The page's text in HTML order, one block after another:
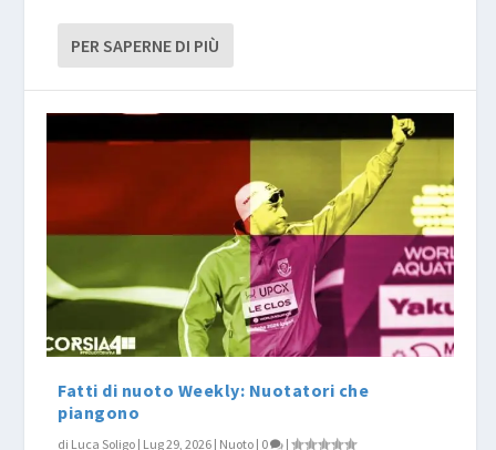
PER SAPERNE DI PIÙ
Fatti di nuoto Weekly: Nuotatori che
piangono
di Luca Soligo | Lug 29, 2026 | Nuoto | 0 |